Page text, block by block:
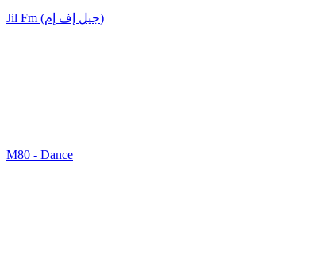
Jil Fm (جيل إف إم)
M80 - Dance